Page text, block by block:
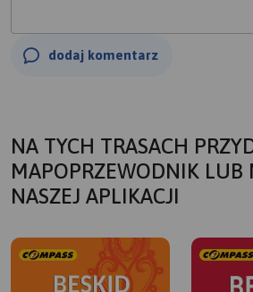
dodaj komentarz
NA TYCH TRASACH
MAPOPRZEWODNIK LUB
NASZEJ APLIKACJI